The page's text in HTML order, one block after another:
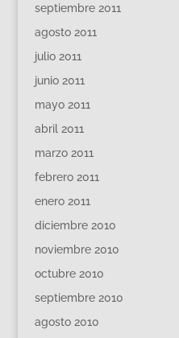
septiembre 2011
agosto 2011
julio 2011
junio 2011
mayo 2011
abril 2011
marzo 2011
febrero 2011
enero 2011
diciembre 2010
noviembre 2010
octubre 2010
septiembre 2010
agosto 2010